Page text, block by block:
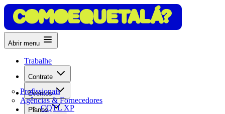
Abrir menu
Trabalhe
Contrate
Profissionais
Agências & Fornecedores
Eventos
CQTL XP
Planos